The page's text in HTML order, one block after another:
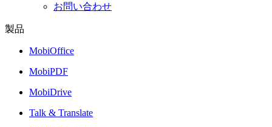
お問い合わせ
製品
MobiOffice
MobiPDF
MobiDrive
Talk & Translate